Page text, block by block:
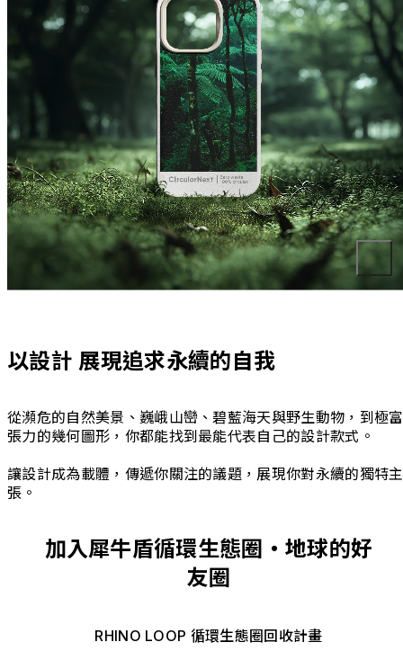
以設計 展現追求永續的自我
從瀕危的自然美景、巍峨山巒、碧藍海天與野生動物，到極富
張力的幾何圖形，你都能找到最能代表自己的設計款式。
讓設計成為載體，傳遞你關注的議題，展現你對永續的獨特主
張。
加入犀牛盾循環生態圈・地球的好
友圈
RHINO LOOP 循環生態圈回收計畫